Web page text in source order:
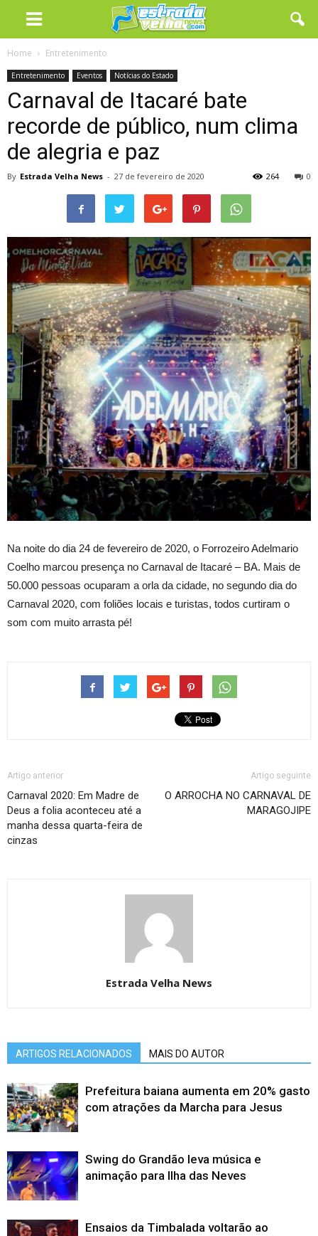
Home Entretenimento
Entretenimento Eventos Notícias do Estado
Carnaval de Itacaré bate
recorde de público, num clima
de alegria e paz
By Estrada Velha News - 27 de fevereiro de 2020 0
264
Na noite do dia 24 de fevereiro de 2020, o Forrozeiro Adelmario
Coelho marcou presença no Carnaval de Itacaré – BA. Mais de
50.000 pessoas ocuparam a orla da cidade, no segundo dia do
Carnaval 2020, com foliões locais e turistas, todos curtiram o
som com muito arrasta pé!
Artigo anterior
Carnaval 2020: Em Madre de
Deus a folia aconteceu até a
manha dessa quarta-feira de
cinzas
Artigo seguinte
O ARROCHA NO CARNAVAL DE
MARAGOJIPE
Estrada Velha News
ARTIGOS RELACIONADOS MAIS DO AUTOR
Prefeitura baiana aumenta em 20% gasto
com atrações da Marcha para Jesus
Swing do Grandão leva música e
animação para Ilha das Neves
Ensaios da Timbalada voltarão ao